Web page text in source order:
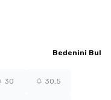
Bedenini Bul
30 30,5